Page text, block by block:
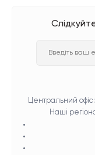
Центральний
Наші